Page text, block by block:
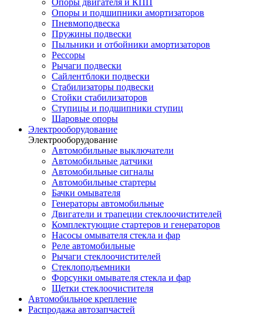
Опоры двигателя и КПП
Опоры и подшипники амортизаторов
Пневмоподвеска
Пружины подвески
Пыльники и отбойники амортизаторов
Рессоры
Рычаги подвески
Сайлентблоки подвески
Стабилизаторы подвески
Стойки стабилизаторов
Ступицы и подшипники ступиц
Шаровые опоры
Электрооборудование
Электрооборудование
Автомобильные выключатели
Автомобильные датчики
Автомобильные сигналы
Автомобильные стартеры
Бачки омывателя
Генераторы автомобильные
Двигатели и трапеции стеклоочистителей
Комплектующие стартеров и генераторов
Насосы омывателя стекла и фар
Реле автомобильные
Рычаги стеклоочистителей
Стеклоподъемники
Форсунки омывателя стекла и фар
Щетки стеклоочистителя
Автомобильное крепление
Распродажа автозапчастей